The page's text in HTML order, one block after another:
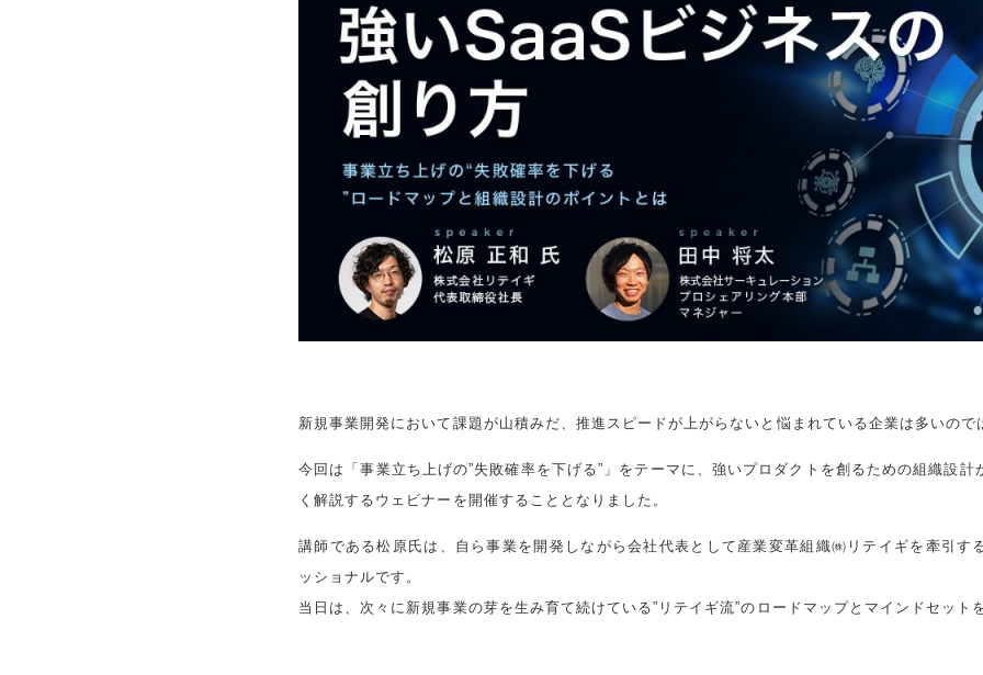
新規事業開発において課題が山積みだ、推進スピードが上がらないと悩まれている企業は多いので
今回は「事業立ち上げの”失敗確率を下げる”」をテーマに、強いプロダクトを創るための組織設計
く解説するウェビナーを開催することとなりました。
講師である松原氏は、自ら事業を開発しながら会社代表として産業変革組織㈱リテイギを牽引す
ッショナルです。
当日は、次々に新規事業の芽を生み育て続けている”リテイギ流”のロードマップとマインドセット